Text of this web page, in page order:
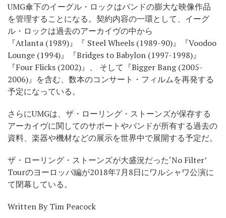
UMG傘下のイーグル・ロックはバンドの膨大な映像作品
を管理することになる。契約内容の一環として、イーグ
ル・ロックは過去のアーカイヴの中から
『Atlanta (1989)』『 Steel Wheels (1989-90)』『Voodoo
Lounge (1994)』『Bridges to Babylon (1997-1998)』
『Four Flicks (2002)』、 そして『Bigger Bang (2005-
2006)』を含む、数本のコンサート・フィルムを再発する
予定になっている。
さらにUMGは、ザ・ローリング・ストーンズが保存する
アーカイヴに関してのサポートやバンドが所有する過去の
資料、楽器や機材などの展示を世界中で展開する予定だ。
ザ・ローリング・ストーンズが大盛況だった‘No Filter’
Tourのヨーロッパ編が2018年7月8日にワルシャワ公演に
て閉幕している。
Written By Tim Peacock